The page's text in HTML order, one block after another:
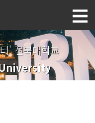
' 전북대학교